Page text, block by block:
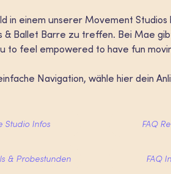
in einem unserer Movement
& Ballet Barre zu treffen. Bei Mae
to feel empowered to have fun
Navigation, wähle hier dein
Studio Infos
& Probestunden
FAQ
FAQ